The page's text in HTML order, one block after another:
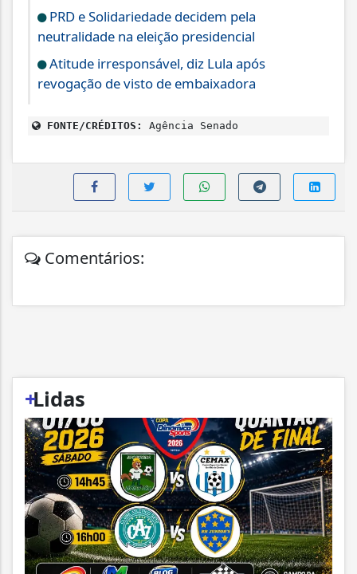
PRD e Solidariedade decidem pela
neutralidade na eleição presidencial
Atitude irresponsável, diz Lula após
revogação de visto de embaixadora
FONTE/CRÉDITOS: Agência Senado
Comentários:
+
Lidas